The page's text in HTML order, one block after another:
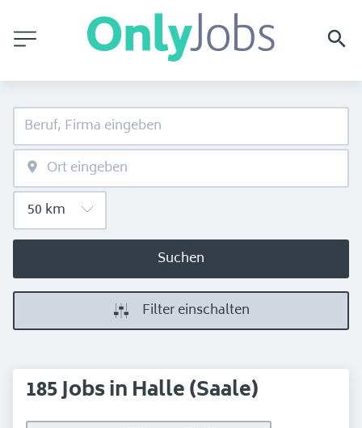
Suchen
Filter einschalten
185 Jobs in Halle (Saale)